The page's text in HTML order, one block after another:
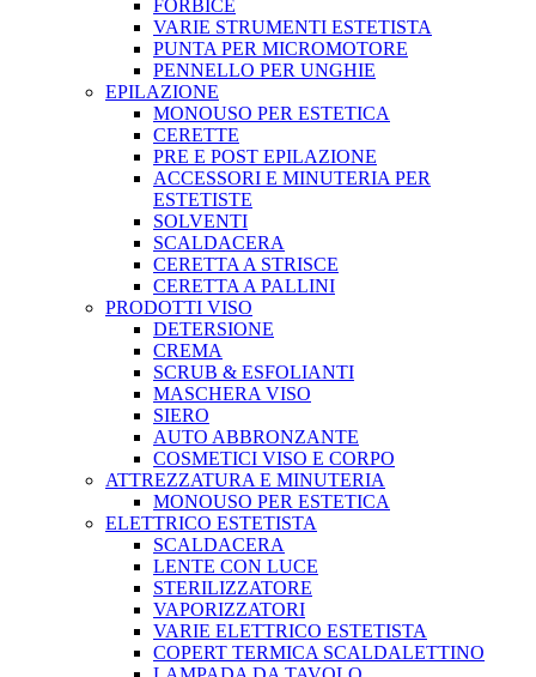
FORBICE
VARIE STRUMENTI ESTETISTA
PUNTA PER MICROMOTORE
PENNELLO PER UNGHIE
EPILAZIONE
MONOUSO PER ESTETICA
CERETTE
PRE E POST EPILAZIONE
ACCESSORI E MINUTERIA PER
ESTETISTE
SOLVENTI
SCALDACERA
CERETTA A STRISCE
CERETTA A PALLINI
PRODOTTI VISO
DETERSIONE
CREMA
SCRUB & ESFOLIANTI
MASCHERA VISO
SIERO
AUTO ABBRONZANTE
COSMETICI VISO E CORPO
ATTREZZATURA E MINUTERIA
MONOUSO PER ESTETICA
ELETTRICO ESTETISTA
SCALDACERA
LENTE CON LUCE
STERILIZZATORE
VAPORIZZATORI
VARIE ELETTRICO ESTETISTA
COPERT TERMICA SCALDALETTINO